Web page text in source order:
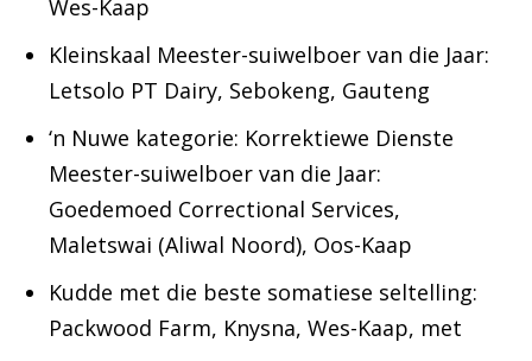
Wes-Kaap
Kleinskaal Meester-suiwelboer van die Jaar:
Letsolo PT Dairy, Sebokeng, Gauteng
‘n Nuwe kategorie: Korrektiewe Dienste
Meester-suiwelboer van die Jaar:
Goedemoed Correctional Services,
Maletswai (Aliwal Noord), Oos-Kaap
Kudde met die beste somatiese seltelling:
Packwood Farm, Knysna, Wes-Kaap, met